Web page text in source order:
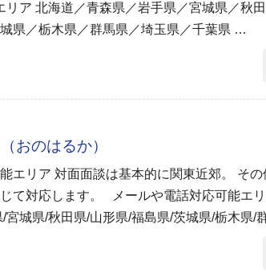
リア 北海道／青森県／岩手県／宮城県／秋
県／栃木県／群馬県／埼玉県／千葉県 …
おのはるか）
エリア 対面面談は基本的に関東近郊。 そ
て対応します。 メールや電話対応可能エ
/宮城県/秋田県/山形県/福島県/茨城県/栃木県/